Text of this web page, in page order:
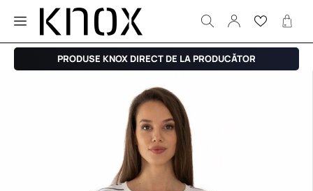
PRODUSE KNOX DIRECT DE LA PRODUCĂTOR